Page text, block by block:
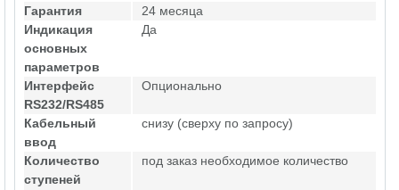
Гарантия
24 месяца
Индикация
основных
параметров
Да
Интерфейс
RS232/RS485
Опционально
Кабельный
ввод
снизу (сверху по запросу)
Количество
ступеней
под заказ необходимое количество